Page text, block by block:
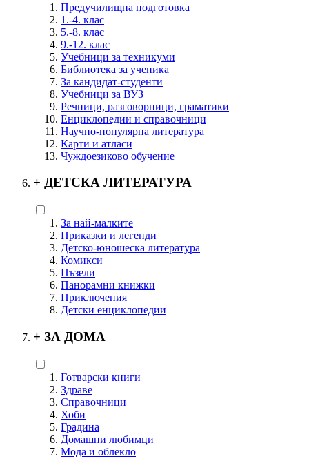
Предучилищна подготовка
1.-4. клас
5.-8. клас
9.-12. клас
Учебници за техникуми
Библиотека за ученика
За кандидат-студенти
Учебници за ВУЗ
Речници, разговорници, граматики
Енциклопедии и справочници
Научно-популярна литература
Карти и атласи
Чуждоезиково обучение
+ ДЕТСКА ЛИТЕРАТУРА
За най-малките
Приказки и легенди
Детско-юношеска литература
Комикси
Пъзели
Панорамни книжки
Приключения
Детски енциклопедии
+ ЗА ДОМА
Готварски книги
Здраве
Справочници
Хоби
Градина
Домашни любимци
Мода и облекло